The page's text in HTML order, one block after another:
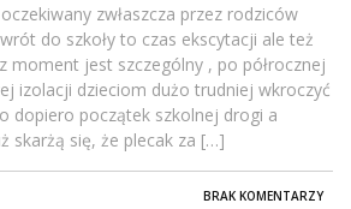
zwłaszcza przez rodziców
do szkoły to czas ekscytacji ale też
moment jest szczególny , po półrocznej
izolacji dzieciom dużo trudniej wkroczyć
dopiero początek szkolnej drogi a
skarżą się, że plecak za […]
BRAK KOMENTARZY